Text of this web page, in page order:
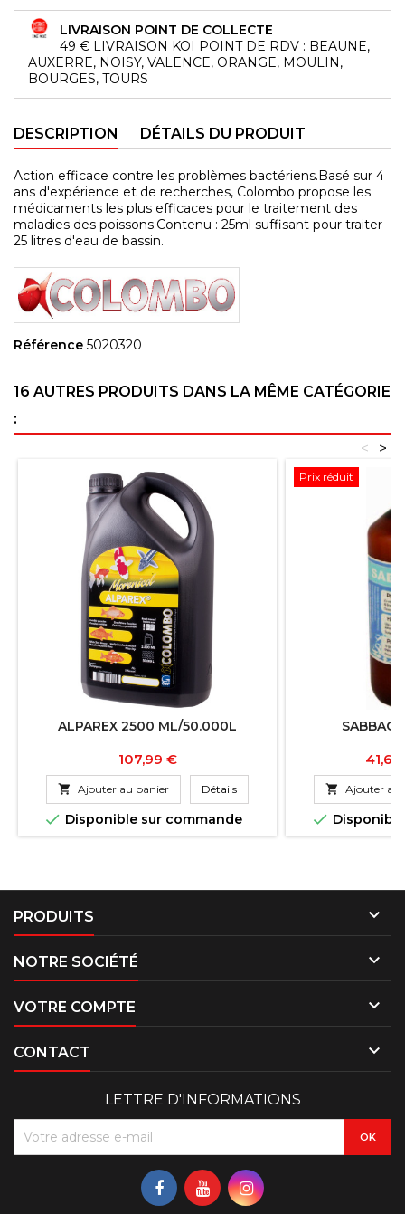
LIVRAISON POINT DE COLLECTE
49 € LIVRAISON KOI POINT DE RDV : BEAUNE,
AUXERRE, NOISY, VALENCE, ORANGE, MOULIN,
BOURGES, TOURS
DESCRIPTION DÉTAILS DU PRODUIT
Action efficace contre les problèmes bactériens.Basé sur 4
ans d'expérience et de recherches, Colombo propose les
médicaments les plus efficaces pour le traitement des
maladies des poissons.Contenu : 25ml suffisant pour traiter
25 litres d'eau de bassin.
Référence 5020320
16 AUTRES PRODUITS DANS LA MÊME CATÉGORIE
:
>
<
ALPAREX 2500 ML/50.000L
Prix
107,99 €
 Ajouter au panier Détails
 Disponible sur commande
Prix réduit
Prix
41,65
 Ajouter au

PRODUITS 
NOTRE SOCIÉTÉ 
VOTRE COMPTE 
CONTACT 
LETTRE D'INFORMATIONS